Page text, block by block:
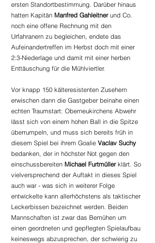
ersten Standortbestimmung. Darüber hinaus
hatten Kapitän Manfred Gahleitner und Co.
noch eine offene Rechnung mit den
Urfahranern zu begleichen, endete das
Aufeinandertreffen im Herbst doch mit einer
2:3-Niederlage und damit mit einer herben
Enttäuschung für die Mühlviertler.
Vor knapp 150 kälteresistenten Zusehern
erwischen dann die Gastgeber beinahe einen
echten Traumstart: Oberneukirchens Abwehr
lässt sich von einem hohen Ball in die Spitze
überrumpeln, und muss sich bereits früh in
diesem Spiel bei ihrem Goalie Vaclav Suchy
bedanken, der in höchster Not gegen den
einschussbereiten Michael Furtmüller klärt. So
vielversprechend der Auftakt in dieses Spiel
auch war - was sich in weiterer Folge
entwickelte kann allerhöchstens als taktischer
Leckerbissen bezeichnet werden. Beiden
Mannschaften ist zwar das Bemühen um
einen geordneten und gepflegten Spielaufbau
keineswegs abzusprechen, der schwierig zu